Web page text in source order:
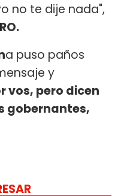
no te dije nada",
a puso paños
y
vos, pero dicen
gobernantes,